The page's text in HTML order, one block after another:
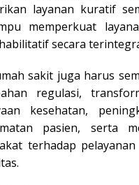
layanan kuratif
memperkuat
secara
sakit juga harus
regulasi,
kesehatan,
pasien, serta
terhadap